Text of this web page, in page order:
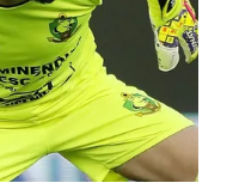
Serie A
La Liga
Bundesliga